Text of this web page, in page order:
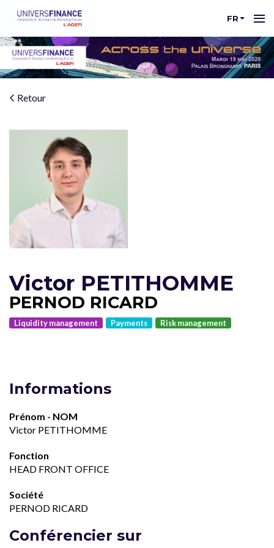
FR
Retour
Victor PETITHOMME
PERNOD RICARD
Liquidity management Payments Risk management
Informations
Prénom - NOM
Victor PETITHOMME
Fonction
HEAD FRONT OFFICE
Société
PERNOD RICARD
Conférencier sur